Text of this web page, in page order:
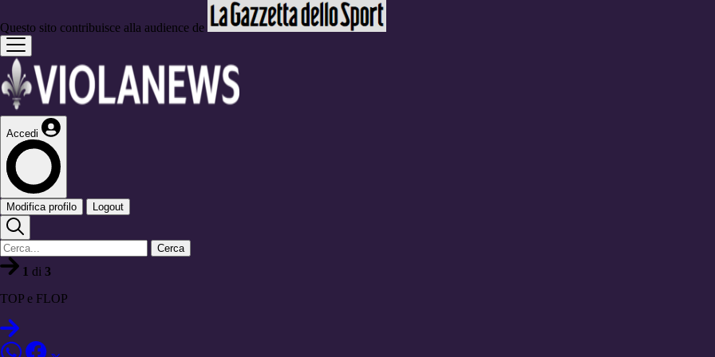
Questo sito contribuisce alla audience de
Accedi
Modifica profilo Logout
Cerca
1 di 3
TOP e FLOP